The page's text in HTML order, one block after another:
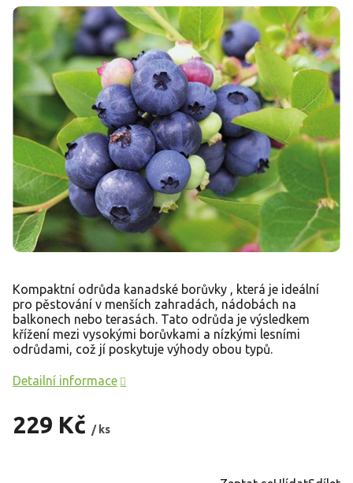
229 Kč / ks
Kompaktní odrůda kanadské borůvky , která je ideální
pro pěstování v menších zahradách, nádobách na
balkonech nebo terasách. Tato odrůda je výsledkem
křížení mezi vysokými borůvkami a nízkými lesními
odrůdami, což jí poskytuje výhody obou typů.
Detailní informace